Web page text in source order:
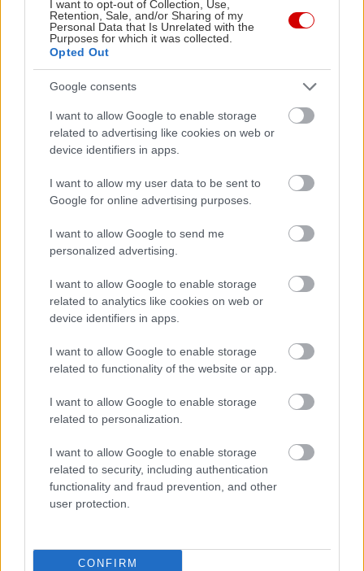
I want to opt-out of Collection, Use,
Retention, Sale, and/or Sharing of my
Personal Data that Is Unrelated with the
Purposes for which it was collected.
Opted Out
Google consents
I want to allow Google to enable storage
related to advertising like cookies on web or
device identifiers in apps.
I want to allow my user data to be sent to
Google for online advertising purposes.
I want to allow Google to send me
personalized advertising.
I want to allow Google to enable storage
related to analytics like cookies on web or
device identifiers in apps.
I want to allow Google to enable storage
related to functionality of the website or app.
I want to allow Google to enable storage
related to personalization.
I want to allow Google to enable storage
related to security, including authentication
functionality and fraud prevention, and other
user protection.
CONFIRM
Ναι, όλο αυτό είναι ο τίτλος του πίνακα αυτού
που ο περισσότερος κόσμος λέει απλώς «αυτός με
τις τίγρεις», και στον οποίο γίνεται τέτοιος χαμός
που δεν ξέρουμε τι να πρωτοσχολιάσουμε.
Σύμφωνα με τον ίδιο τον Νταλί, η εικόνα
αντιπροσωπεύει ένα όνειρο που είδε η σύζυγός
του Γκάλα, το οποίο πυροδοτήθηκε από το
βουητό μιας μέλισσας. Ο πίνακας ενσωματώνει
αντιπροσωπεύει τη γονιμότητα, το ψάρι και την